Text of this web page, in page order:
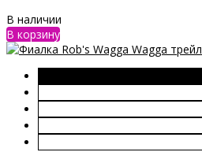
В наличии
В корзину